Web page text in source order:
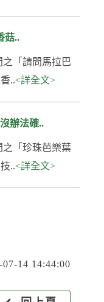
菇..
之「請問馬拉巴
..<詳全文>
辦法確..
之「珍珠芭樂葉
..<詳全文>
07-14 14:44:00